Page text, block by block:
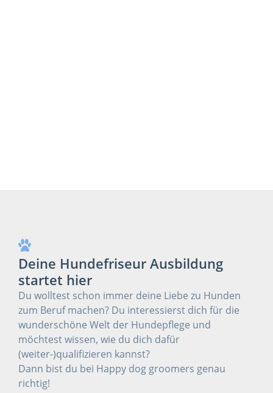
Deine Hundefriseur Ausbildung
startet hier
Du wolltest schon immer deine Liebe zu Hunden
zum Beruf machen? Du interessierst dich für die
wunderschöne Welt der Hundepflege und
möchtest wissen, wie du dich dafür
(weiter-)qualifizieren kannst?
Dann bist du bei Happy dog groomers genau
richtig!